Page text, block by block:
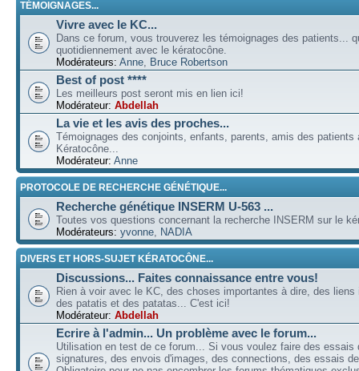
TÉMOIGNAGES...
Vivre avec le KC...
Dans ce forum, vous trouverez les témoignages des patients...
quotidiennement avec le kératocône.
Modérateurs: Anne, Bruce Robertson
Best of post ****
Les meilleurs post seront mis en lien ici!
Modérateur: Abdellah
La vie et les avis des proches...
Témoignages des conjoints, enfants, parents, amis des patients
Kératocône...
Modérateur: Anne
PROTOCOLE DE RECHERCHE GÉNÉTIQUE...
Recherche génétique INSERM U-563 ...
Toutes vos questions concernant la recherche INSERM sur le
Modérateurs: yvonne, NADIA
DIVERS ET HORS-SUJET KÉRATOCÔNE...
Discussions... Faites connaissance entre vous!
Rien à voir avec le KC, des choses importantes à dire, des liens
des patatis et des patatas... C'est ici!
Modérateur: Abdellah
Ecrire à l'admin... Un problème avec le forum...
Utilisation en test de ce forum... Si vous voulez faire des essais
signatures, des envois d'images, des connections, des essais